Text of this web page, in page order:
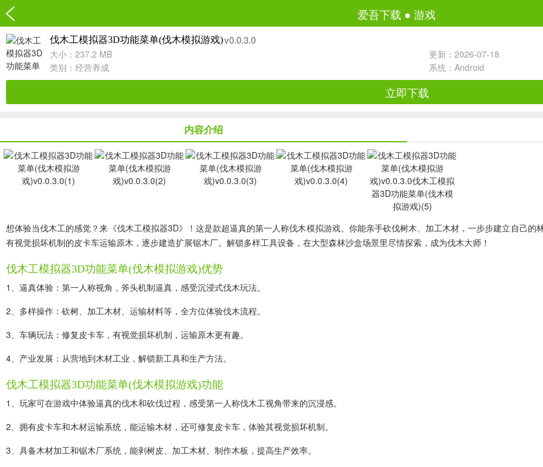
爱吾下载 ● 游戏
伐木工模拟器3D功能菜单(伐木模拟游戏)v0.0.3.0
大小：237.2 MB
更新：2026-07-18
类别： 经营养成 系统：Android
立即下载
内容介绍
想体验当伐木工的感觉？来《伐木工模拟器3D》！这是款超逼真的第一人称伐木模拟游戏。你能亲手砍伐树木、加工木材，一步步建立自己
有视觉损坏机制的皮卡车运输原木，逐步建造扩展锯木厂。解锁多样工具设备，在大型森林沙盒场景里尽情探索，成为伐木大师！
伐木工模拟器3D功能菜单(伐木模拟游戏)优势
1、逼真体验：第一人称视角，斧头机制逼真，感受沉浸式伐木玩法。
2、多样操作：砍树、加工木材、运输材料等，全方位体验伐木流程。
3、车辆玩法：修复皮卡车，有视觉损坏机制，运输原木更有趣。
4、产业发展：从营地到木材工业，解锁新工具和生产方法。
伐木工模拟器3D功能菜单(伐木模拟游戏)功能
1、玩家可在游戏中体验逼真的伐木和砍伐过程，感受第一人称伐木工视角带来的沉浸感。
2、拥有皮卡车和木材运输系统，能运输木材，还可修复皮卡车，体验其视觉损坏机制。
3、具备木材加工和锯木厂系统，能剥树皮、加工木材、制作木板，提高生产效率。